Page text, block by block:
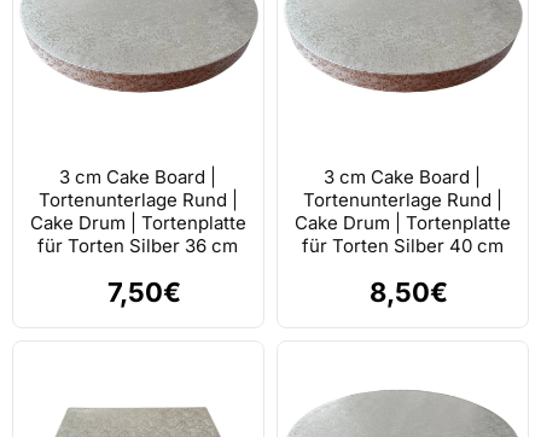
3 cm Cake Board |
Tortenunterlage Rund |
Cake Drum | Tortenplatte
für Torten Silber 36 cm
7,50€
3 cm Cake Board |
Tortenunterlage Rund |
Cake Drum | Tortenplatte
für Torten Silber 40 cm
8,50€